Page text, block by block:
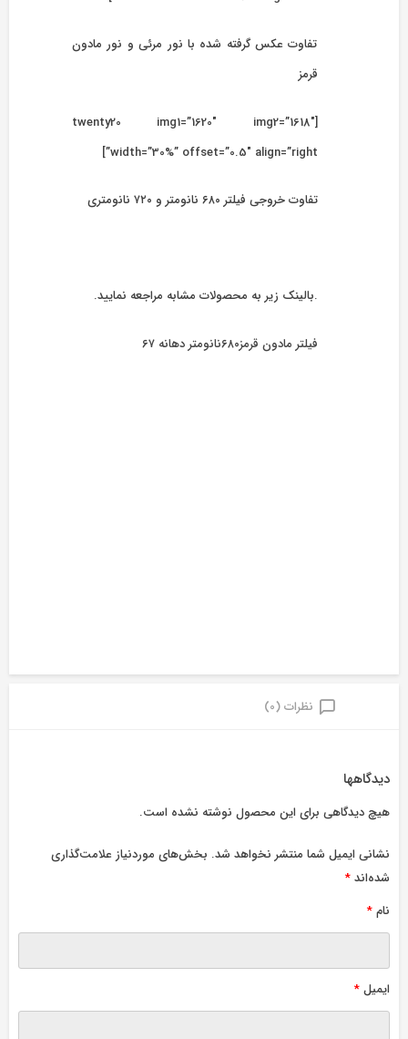
تفاوت عکس گرفته شده با نور مرئی و نور مادون
قرمز
[twenty20 img1=”1620″ img2=”1618″
width=”30%” offset=”0.5″ align=”right”]
تفاوت خروجی فیلتر ۶۸۰ نانومتر و ۷۲۰ نانومتری
.بالینک زیر به محصولات مشابه مراجعه نمایید.
فیلتر مادون قرمز۶۸۰نانومتر دهانه ۶۷
نظرات (0)
دیدگاهها
هیچ دیدگاهی برای این محصول نوشته نشده است.
نشانی ایمیل شما منتشر نخواهد شد. بخش‌های موردنیاز علامت‌گذاری
شده‌اند*
نام*
ایمیل*